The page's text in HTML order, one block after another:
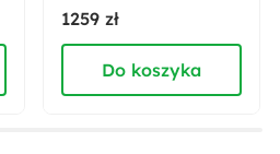
1259 zł
Do koszyka